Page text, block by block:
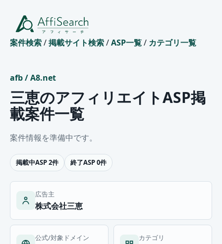
案件検索/掲載サイト検索/ASP一覧/ カテゴリ一覧
afb/A8.net
三恵のアフィリエイトASP掲
載案件一覧
案件情報を準備中です。
掲載中ASP 2件 終了ASP 0件
広告主
株式会社三恵
公式/対象ドメイン カテゴリ